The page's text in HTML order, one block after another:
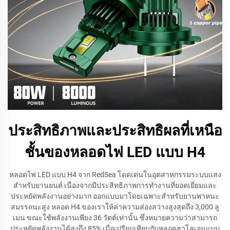
ประสิทธิภาพและประสิทธิผลที่เหนือ
ชั้นของหลอดไฟ LED แบบ H4
หลอดไฟ LED แบบ H4 จาก RedSea โดดเด่นในอุตสาหกรรมระบบแสง
สำหรับยานยนต์ เนื่องจากมีประสิทธิภาพการทำงานที่ยอดเยี่ยมและ
ประหยัดพลังงานอย่างมาก ออกแบบมาโดยเฉพาะสำหรับยานพาหนะ
สมรรถนะสูง หลอด H4 ของเราให้ค่าความส่องสว่างสูงสุดถึง 3,000 ลู
เมน ขณะใช้พลังงานเพียง 36 วัตต์เท่านั้น ซึ่งหมายความว่าสามารถ